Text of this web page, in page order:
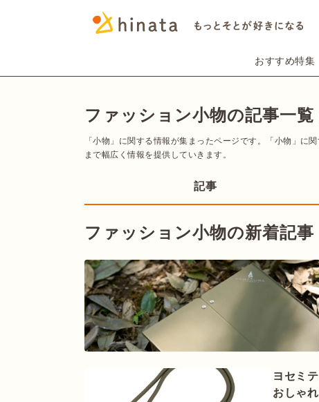
おすすめ特集
ファッション小物の記事一
「小物」に関する情報が集まったページです。「小物」に
まで幅広く情報を提供していきます。
記事
ファッション小物の新着記事
ヨセミ
おしゃ